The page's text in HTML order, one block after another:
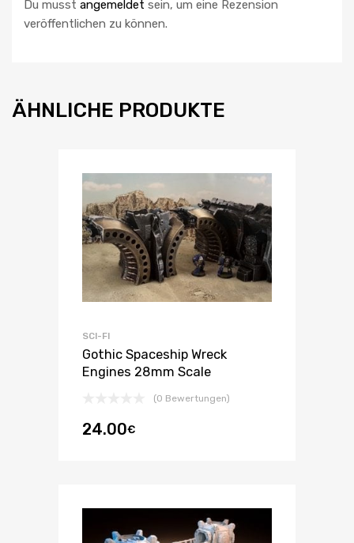
Du musst angemeldet sein, um eine Rezension
veröffentlichen zu können.
ÄHNLICHE PRODUKTE
SCI-FI
Gothic Spaceship Wreck
Engines 28mm Scale
(0 Bewertungen)
24.00€